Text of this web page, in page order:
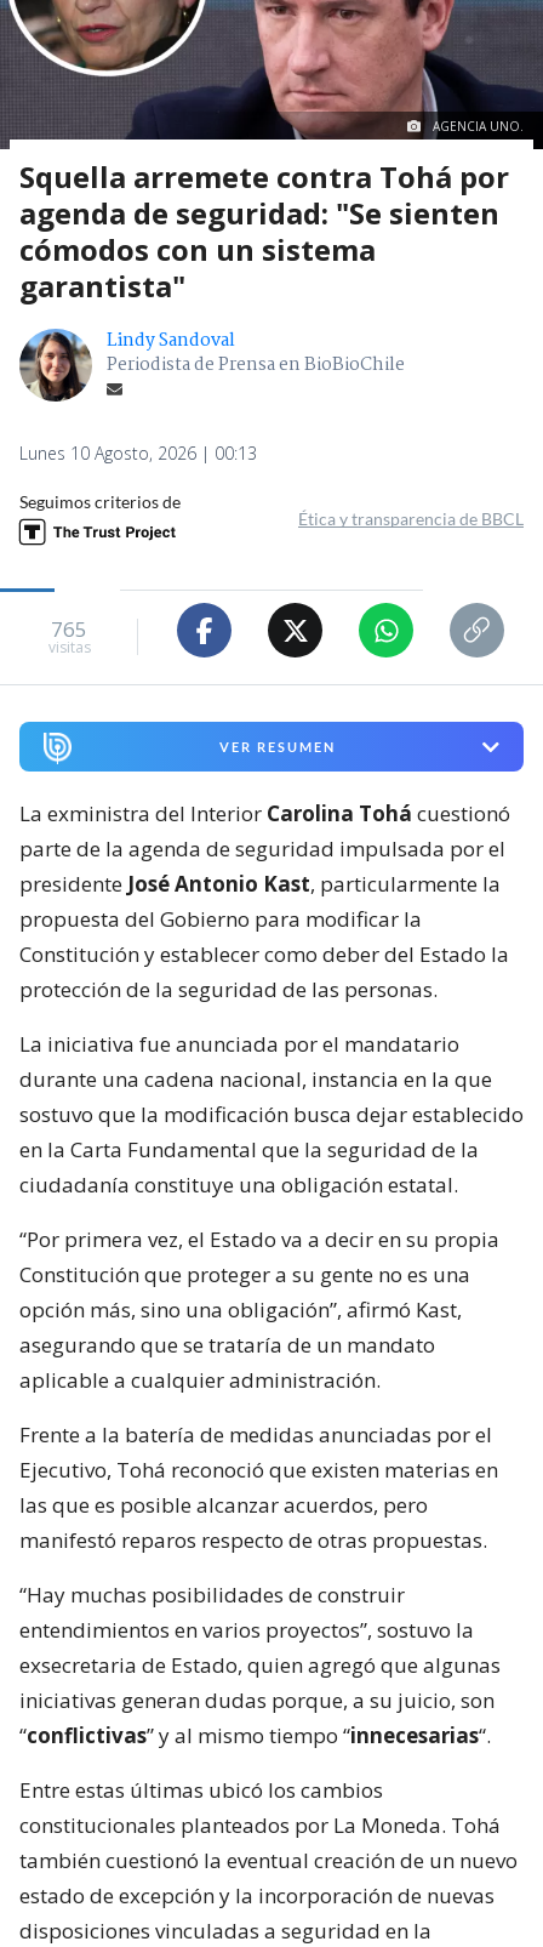
AGENCIA UNO.
Squella arremete contra Tohá por
agenda de seguridad: "Se sienten
cómodos con un sistema
garantista"
Lindy Sandoval
Periodista de Prensa en BioBioChile
Lunes 10 Agosto, 2026 | 00:13
Seguimos criterios de
Ética y transparencia de BBCL
765
visitas
VER RESUMEN
La exministra del Interior Carolina Tohá cuestionó
parte de la agenda de seguridad impulsada por el
presidente José Antonio Kast, particularmente la
propuesta del Gobierno para modificar la
Constitución y establecer como deber del Estado la
protección de la seguridad de las personas.
La iniciativa fue anunciada por el mandatario
durante una cadena nacional, instancia en la que
sostuvo que la modificación busca dejar establecido
en la Carta Fundamental que la seguridad de la
ciudadanía constituye una obligación estatal.
“Por primera vez, el Estado va a decir en su propia
Constitución que proteger a su gente no es una
opción más, sino una obligación”, afirmó Kast,
asegurando que se trataría de un mandato
aplicable a cualquier administración.
Frente a la batería de medidas anunciadas por el
Ejecutivo, Tohá reconoció que existen materias en
las que es posible alcanzar acuerdos, pero
manifestó reparos respecto de otras propuestas.
“Hay muchas posibilidades de construir
entendimientos en varios proyectos”, sostuvo la
exsecretaria de Estado, quien agregó que algunas
iniciativas generan dudas porque, a su juicio, son
“conflictivas” y al mismo tiempo “innecesarias“.
Entre estas últimas ubicó los cambios
constitucionales planteados por La Moneda. Tohá
también cuestionó la eventual creación de un nuevo
estado de excepción y la incorporación de nuevas
disposiciones vinculadas a seguridad en la